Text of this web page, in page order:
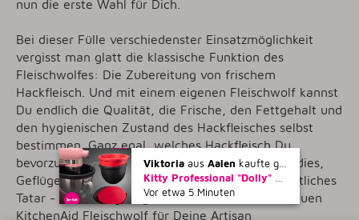
nun die erste Wahl für Dich.
Bei dieser Fülle verschiedenster Einsatzmöglichkeit
vergisst man glatt die klassische Funktion des
Fleischwolfes: Die Zubereitung von frischem
Hackfleisch. Und mit einem eigenen Fleischwolf kannst
Du endlich die Qualität, die Frische, den Fettgehalt und
den hygienischen Zustand des Hackfleisches selbst
bestimmen. Ganz egal, welches Hackfleisch Du
bevorzugst: Ob Rind für saftige Hamburger-Paddies,
Geflügel für magere Bouillonklöße, Lachs für köstliches
Tatar - das alles gelingt Dir ruckzuck mit dem neuen
KitchenAid Fleischwolf für Deine Artisan
Viktoria aus Aalen kaufte gerade
Kitty Professional "Dolly" 2er Set Profi-Schüsseleinsätze mit Deckel kompatibel mit KitchenAid 4,7 und 4,8 Liter Rührschüsseln
Vor etwa 5 Minuten